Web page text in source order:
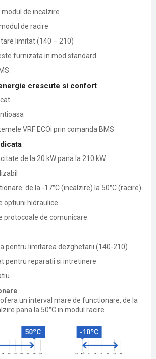
modul de incalzire
de racire
limitat (140 – 210)
furnizata in mod standard
crescute si confort
VRF ECOi prin comanda BMS
de la 20 kW pana la 210 kW
de la -17°C (incalzire) la 50°C (racire)
optiuni hidraulice
protocoale de comunicare.
pentru limitarea dezghetarii (140-210)
pentru reparatii si intretinere
ofera un interval mare de functionare, de la
pana la 50°C in modul racire.